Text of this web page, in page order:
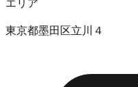
東京都墨田区立川４